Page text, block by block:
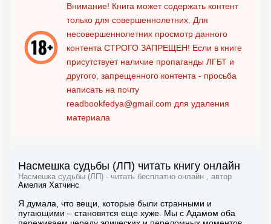
Внимание! Книга может содержать контент
только для совершеннолетних. Для
несовершеннолетних просмотр данного
контента СТРОГО ЗАПРЕЩЕН! Если в книге
присутствует наличие пропаганды ЛГБТ и
другого, запрещенного контента - просьба
написать на почту
readbookfedya@gmail.com для удаления
материала
Насмешка судьбы (ЛП) читать книгу онлайн
Насмешка судьбы (ЛП) - читать бесплатно онлайн , автор
Амелия Хатчинс
Я думала, что вещи, которые были странными и
пугающими – становятся еще хуже. Мы с Адамом оба